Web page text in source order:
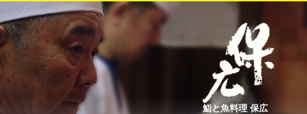
鮨と魚料理 保広